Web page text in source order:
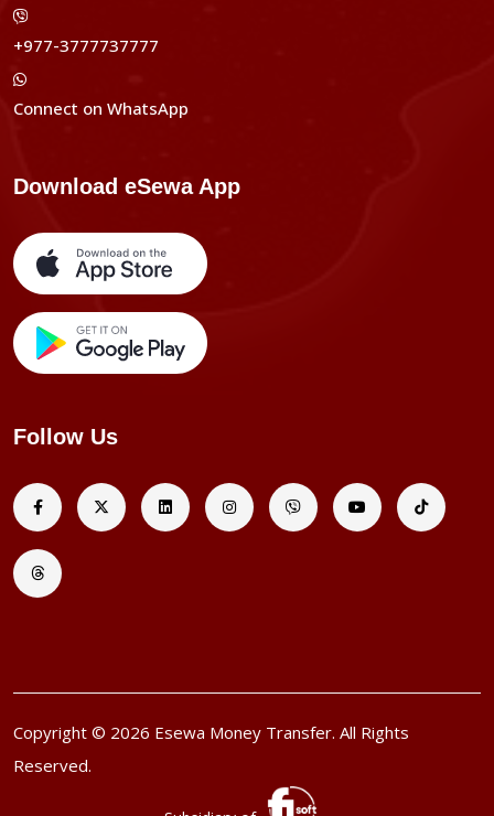
+977-3777737777
Connect on WhatsApp
Download eSewa App
Follow Us
Copyright © 2026 Esewa Money Transfer. All Rights
Reserved.